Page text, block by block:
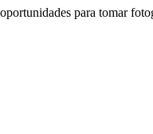
para tomar